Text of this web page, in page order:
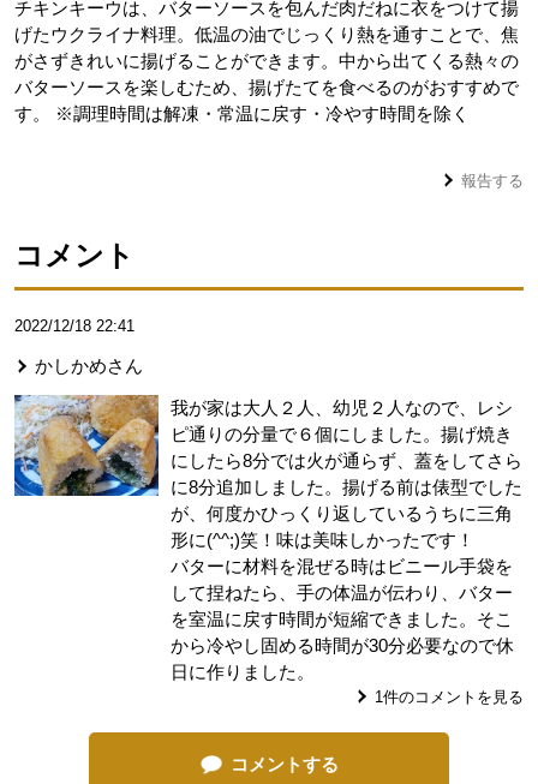
チキンキーウは、バターソースを包んだ肉だねに衣をつけて揚
げたウクライナ料理。低温の油でじっくり熱を通すことで、焦
がさずきれいに揚げることができます。中から出てくる熱々の
バターソースを楽しむため、揚げたてを食べるのがおすすめで
す。 ※調理時間は解凍・常温に戻す・冷やす時間を除く
報告する
コメント
2022/12/18 22:41
かしかめさん
我が家は大人２人、幼児２人なので、レシ
ピ通りの分量で６個にしました。揚げ焼き
にしたら8分では火が通らず、蓋をしてさら
に8分追加しました。揚げる前は俵型でした
が、何度かひっくり返しているうちに三角
形に(^^;)笑！味は美味しかったです！
バターに材料を混ぜる時はビニール手袋を
して捏ねたら、手の体温が伝わり、バター
を室温に戻す時間が短縮できました。そこ
から冷やし固める時間が30分必要なので休
日に作りました。
1件のコメントを見る
コメントする